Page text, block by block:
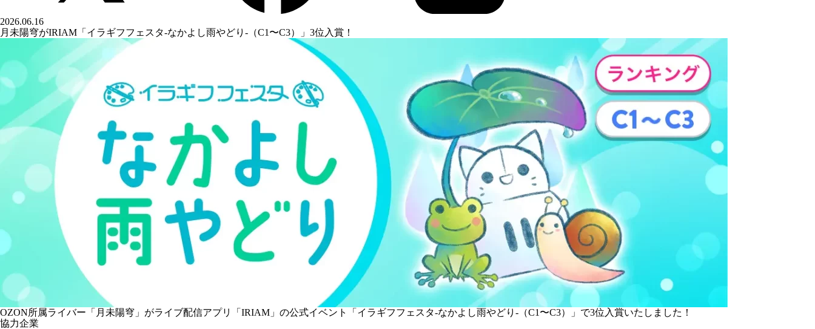
2026.06.16
月未陽穹がIRIAM「イラギフフェスタ-なかよし雨やどり-（C1〜C3）」3位入賞！
OZON所属ライバー「 月未陽穹 」がライブ配信アプリ「IRIAM」の公式イベント「イラギフフェスタ-なかよし雨やどり-（C1〜C3）」で3位入賞いたしました！
協力企業